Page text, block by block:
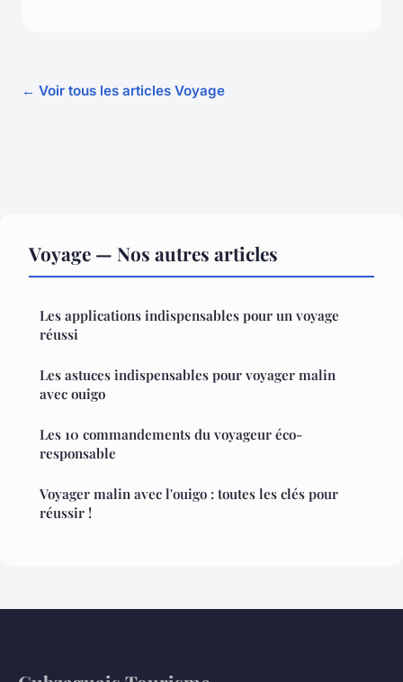
← Voir tous les articles Voyage
Voyage — Nos autres articles
Les applications indispensables pour un voyage
réussi
Les astuces indispensables pour voyager malin
avec ouigo
Les 10 commandements du voyageur éco-
responsable
Voyager malin avec l'ouigo : toutes les clés pour
réussir !